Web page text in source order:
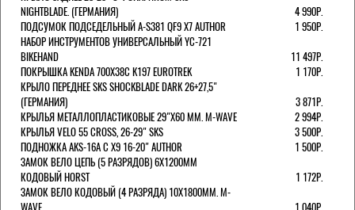
NIGHTBLADE. (ГЕРМАНИЯ)
4 990Р.
ПОДСУМОК ПОДСЕДЕЛЬНЫЙ A-S381 QF9 X7 AUTHOR
1 950Р.
НАБОР ИНСТРУМЕНТОВ УНИВЕРСАЛЬНЫЙ YC-721
BIKEHAND
11 497Р.
ПОКРЫШКА KENDA 700Х38С K197 EUROTREK
1 170Р.
КРЫЛО ПЕРЕДНЕЕ SKS SHOCKBLADE DARK 26+27,5"
(ГЕРМАНИЯ)
3 871Р.
КРЫЛЬЯ МЕТАЛЛОПЛАСТИКОВЫЕ 29"Х60 ММ. M-WAVE
2 994Р.
КРЫЛЬЯ VELO 55 CROSS, 26-29" SKS
3 500Р.
ПОДНОЖКА AKS-16A C X9 16-20" AUTHOR
1 500Р.
ЗАМОК ВЕЛО ЦЕПЬ (5 РАЗРЯДОВ) 6Х1200ММ
КОДОВЫЙ HORST
1 172Р.
ЗАМОК ВЕЛО КОДОВЫЙ (4 РАЗРЯДА) 10Х1800ММ. M-
WAVE
1 040Р.